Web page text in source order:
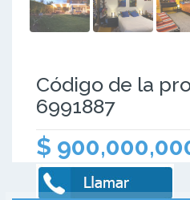
Código de la
6991887
$